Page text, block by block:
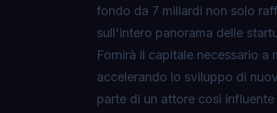
fondo da 7 miliardi non solo
sull'intero panorama delle
Fornirà il capitale necessario
accelerando lo sviluppo di
parte di un attore così